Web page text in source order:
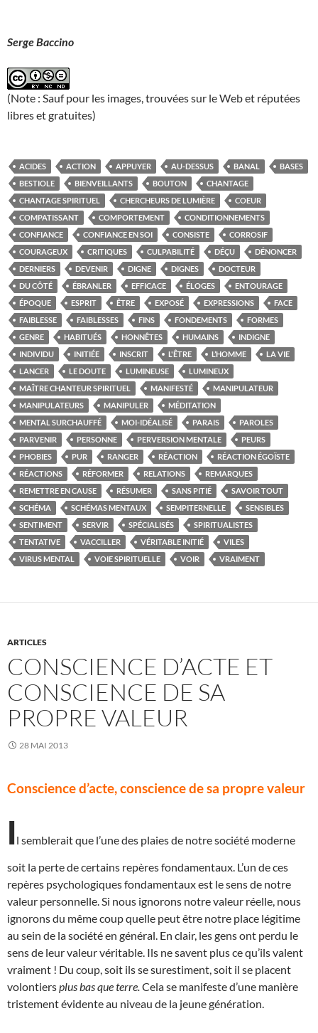
Serge Baccino
(Note : Sauf pour les images, trouvées sur le Web et réputées
libres et gratuites)
ACIDES ACTION APPUYER AU-DESSUS BANAL
BASES
BESTIOLE
BIENVEILLANTS BOUTON
CHANTAGE
CHANTAGE SPIRITUEL
CHERCHEURS DE LUMIÈRE
COEUR
COMPATISSANT
COMPORTEMENT
CONDITIONNEMENTS
CONFIANCE
CONFIANCE EN SOI CONSISTE
CORROSIF
COURAGEUX
CRITIQUES CULPABILITÉ DÉÇU
DÉNONCER
DERNIERS
DEVENIR DIGNE DIGNES
DOCTEUR
DU CÔTÉ
ÉBRANLER EFFICACE ÉLOGES
ENTOURAGE
ÉPOQUE
ESPRIT ÊTRE EXPOSÉ EXPRESSIONS
FACE
FAIBLESSE
FAIBLESSES FINS FONDEMENTS
FORMES
GENRE
HABITUÉS HONNÊTES HUMAINS
INDIGNE
INDIVIDU
INITIÉE INSCRIT L'ÊTRE L’HOMME
LA VIE
LANCER
LE DOUTE LUMINEUSE
LUMINEUX
MAÎTRE CHANTEUR SPIRITUEL
MANIFESTÉ
MANIPULATEUR
MANIPULATEURS
MANIPULER
MÉDITATION
MENTAL SURCHAUFFÉ
MOI-IDÉALISÉ PARAIS
PAROLES
PARVENIR
PERSONNE PERVERSION MENTALE
PEURS
PHOBIES
PUR RANGER RÉACTION
RÉACTION ÉGOÏSTE
RÉACTIONS
RÉFORMER RELATIONS
REMARQUES
REMETTRE EN CAUSE
RÉSUMER SANS PITIÉ
SAVOIR TOUT
SCHÉMA
SCHÉMAS MENTAUX SEMPITERNELLE
SENSIBLES
SENTIMENT
SERVIR SPÉCIALISÉS
SPIRITUALISTES
TENTATIVE
VACCILLER VÉRITABLE INITIÉ
VILES
VIRUS MENTAL
VOIE SPIRITUELLE VOIR VRAIMENT
ARTICLES
CONSCIENCE D’ACTE ET
CONSCIENCE DE SA
PROPRE VALEUR
28 MAI 2013
Conscience d’acte, conscience de sa propre valeur
Il semblerait que l’une des plaies de notre société moderne
soit la perte de certains repères fondamentaux. L’un de ces
repères psychologiques fondamentaux est le sens de notre
valeur personnelle. Si nous ignorons notre valeur réelle, nous
ignorons du même coup quelle peut être notre place légitime
au sein de la société en général. En clair, les gens ont perdu le
sens de leur valeur véritable. Ils ne savent plus ce qu’ils valent
vraiment ! Du coup, soit ils se surestiment, soit il se placent
volontiersplus bas que terre. Cela se manifeste d’une manière
tristement évidente au niveau de la jeune génération.